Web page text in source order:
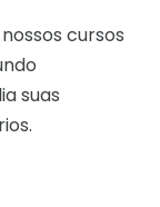
cursos
suas